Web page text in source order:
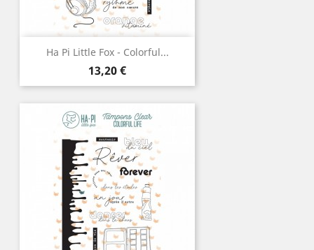
Ha Pi Little Fox - Colorful...
Prix
13,20 €